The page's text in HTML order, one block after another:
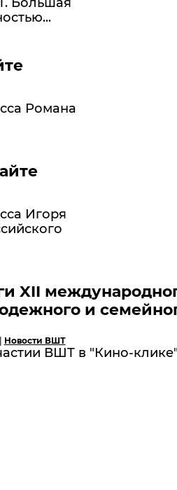
Романа
Игоря
XII
и
Новости ВШТ
ВШТ в "Кино-клике"